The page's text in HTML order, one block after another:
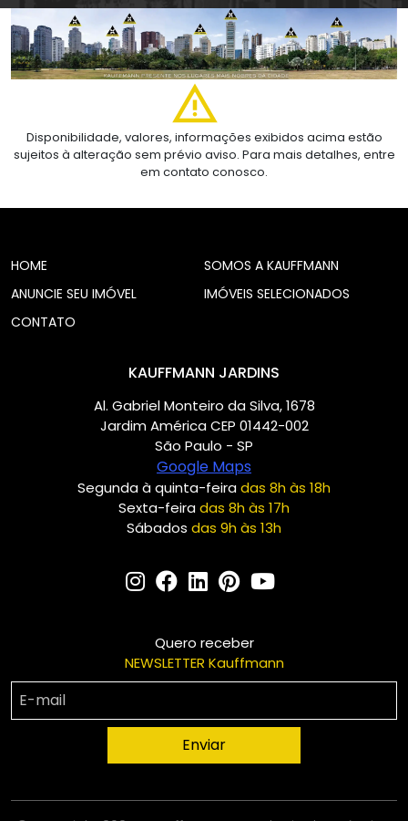
Disponibilidade, valores, informações exibidos acima estão
sujeitos à alteração sem prévio aviso. Para mais detalhes, entre
em contato conosco.
HOME
SOMOS A KAUFFMANN
ANUNCIE SEU IMÓVEL
IMÓVEIS SELECIONADOS
CONTATO
KAUFFMANN JARDINS
Al. Gabriel Monteiro da Silva, 1678
Jardim América CEP 01442-002
São Paulo - SP
Google Maps
Segunda à quinta-feiradas 8h às 18h
Sexta-feiradas 8h às 17h
Sábados das 9h às 13h
Quero receber
NEWSLETTER Kauffmann
Enviar